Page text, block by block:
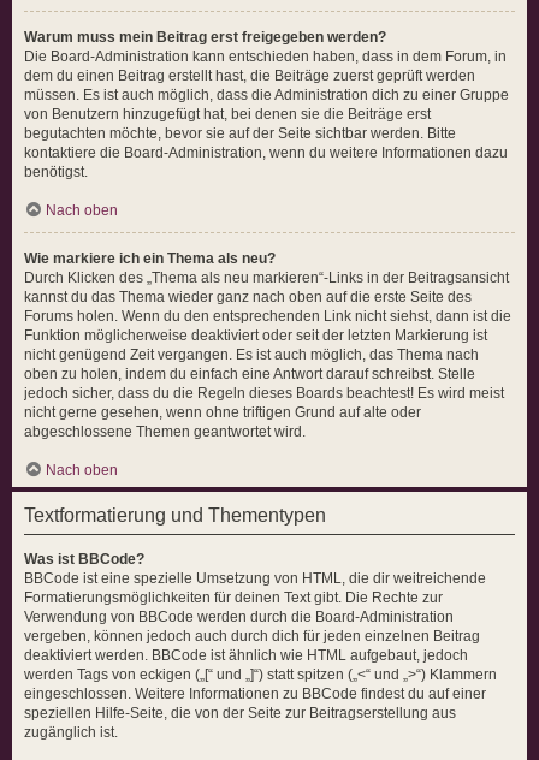
Warum muss mein Beitrag erst freigegeben werden?
Die Board-Administration kann entschieden haben, dass in dem Forum, in
dem du einen Beitrag erstellt hast, die Beiträge zuerst geprüft werden
müssen. Es ist auch möglich, dass die Administration dich zu einer Gruppe
von Benutzern hinzugefügt hat, bei denen sie die Beiträge erst
begutachten möchte, bevor sie auf der Seite sichtbar werden. Bitte
kontaktiere die Board-Administration, wenn du weitere Informationen dazu
benötigst.
Nach oben
Wie markiere ich ein Thema als neu?
Durch Klicken des „Thema als neu markieren“-Links in der Beitragsansicht
kannst du das Thema wieder ganz nach oben auf die erste Seite des
Forums holen. Wenn du den entsprechenden Link nicht siehst, dann ist die
Funktion möglicherweise deaktiviert oder seit der letzten Markierung ist
nicht genügend Zeit vergangen. Es ist auch möglich, das Thema nach
oben zu holen, indem du einfach eine Antwort darauf schreibst. Stelle
jedoch sicher, dass du die Regeln dieses Boards beachtest! Es wird meist
nicht gerne gesehen, wenn ohne triftigen Grund auf alte oder
abgeschlossene Themen geantwortet wird.
Nach oben
Textformatierung und Thementypen
Was ist BBCode?
BBCode ist eine spezielle Umsetzung von HTML, die dir weitreichende
Formatierungsmöglichkeiten für deinen Text gibt. Die Rechte zur
Verwendung von BBCode werden durch die Board-Administration
vergeben, können jedoch auch durch dich für jeden einzelnen Beitrag
deaktiviert werden. BBCode ist ähnlich wie HTML aufgebaut, jedoch
werden Tags von eckigen („[“ und „]“) statt spitzen („<“ und „>“) Klammern
eingeschlossen. Weitere Informationen zu BBCode findest du auf einer
speziellen Hilfe-Seite, die von der Seite zur Beitragserstellung aus
zugänglich ist.